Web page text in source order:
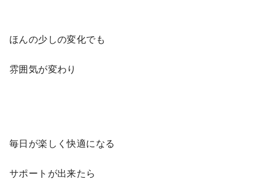
ほんの少しの変化でも
雰囲気が変わり
毎日が楽しく快適になる
サポートが出来たら